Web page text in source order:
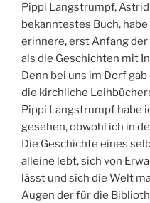
Pippi Langstrumpf,
bekanntestes Buch,
erinnere, erst Anfang
als die Geschichten mit
Denn bei uns im Dorf
die kirchliche
Pippi Langstrumpf habe
gesehen, obwohl ich in
Die Geschichte eines
alleine lebt, sich von
lässt und sich die Welt
Augen der für die